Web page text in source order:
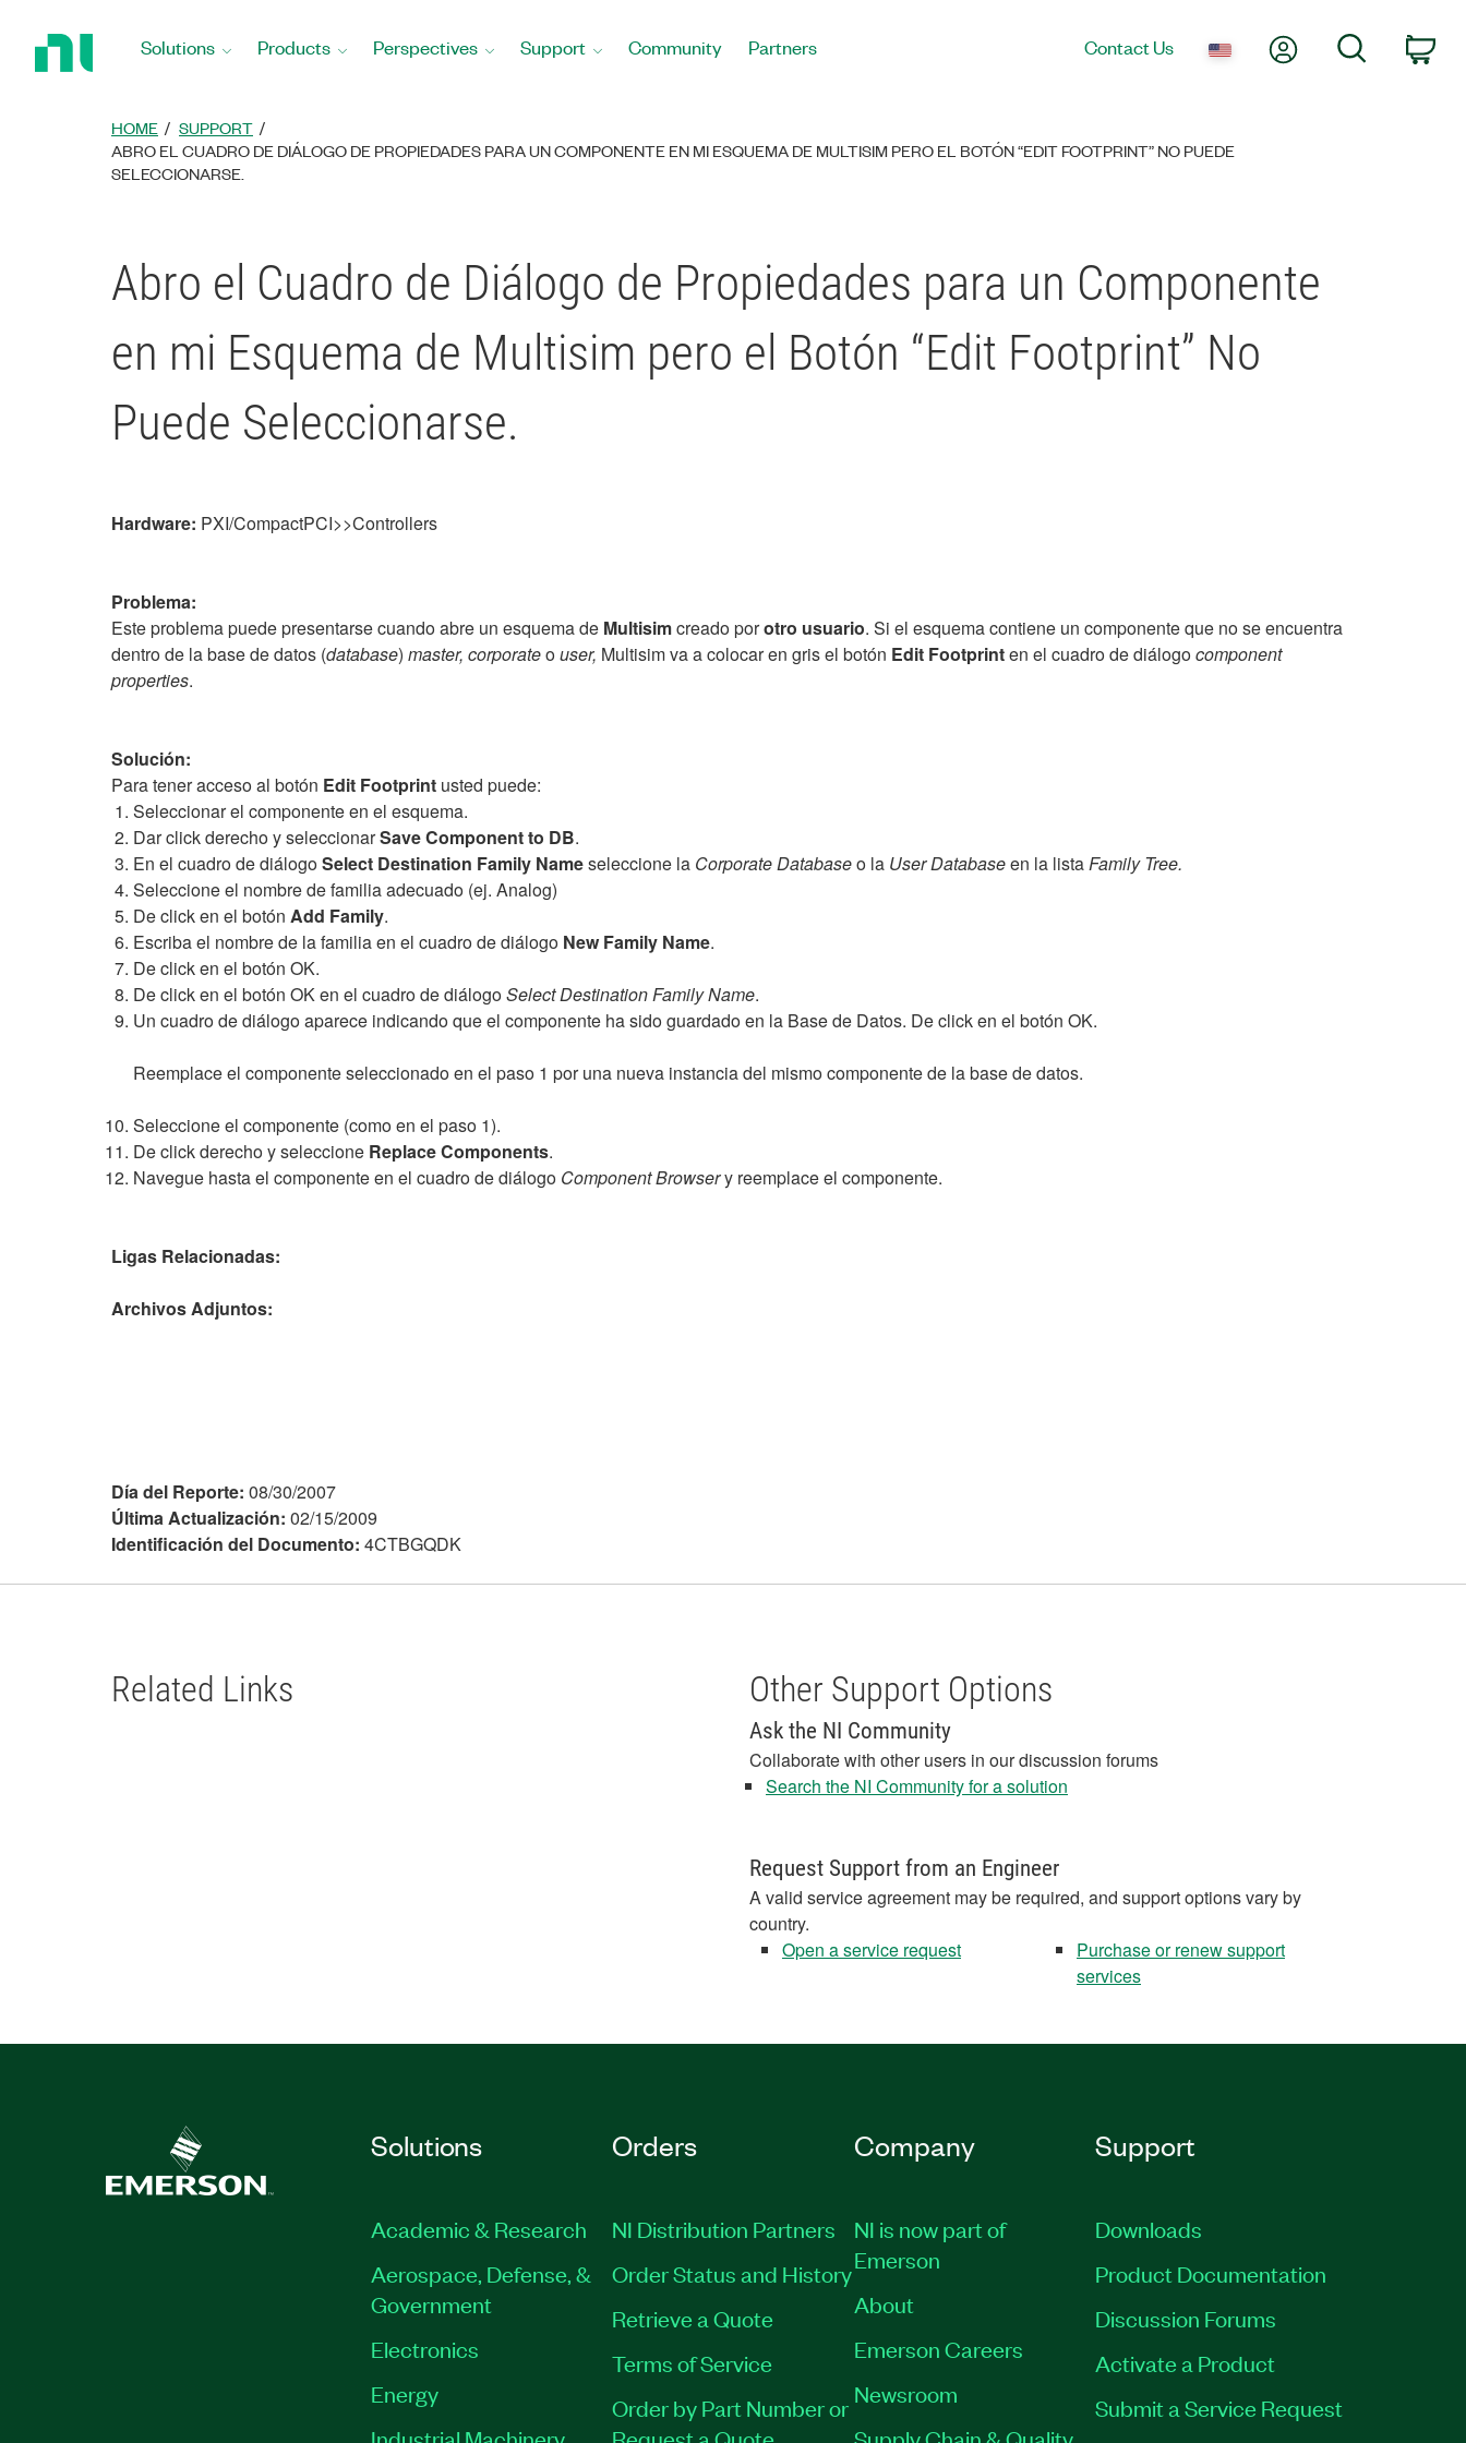
Solutions Products Perspectives Support Community Partners Contact Us My AccountSearch
HOME
SUPPORT
ABRO EL CUADRO DE DIÁLOGO DE PROPIEDADES PARA UN COMPONENTE EN MI ESQUEMA DE MULTISIM PERO EL BOTÓN “EDIT FOOTPRINT” NO PUEDE
SELECCIONARSE.
Abro el Cuadro de Diálogo de Propiedades para un Componente
en mi Esquema de Multisim pero el Botón “Edit Footprint” No
Puede Seleccionarse.
Hardware: PXI/CompactPCI>>Controllers
Problema:
Este problema puede presentarse cuando abre un esquema de Multisimcreado porotro usuario. Si el esquema contiene un componente que no se encuentra
dentro de la base de datos (database) master, corporateouser, Multisim va a colocar en gris el botón Edit Footprinten el cuadro de diálogocomponent
properties.
Solución:
Para tener acceso al botón Edit Footprint usted puede:
Seleccionar el componente en el esquema.
Dar click derecho y seleccionarSave Component to DB.
En el cuadro de diálogoSelect Destination Family Nameseleccione la Corporate Databaseo la User Databaseen la listaFamily Tree.
Seleccione el nombre de familia adecuado (ej. Analog)
De click en el botón Add Family.
Escriba el nombre de la familia en el cuadro de diálogo New Family Name.
De click en el botón OK.
De click en el botón OK en el cuadro de diálogoSelect Destination Family Name.
Un cuadro de diálogo aparece indicando que el componente ha sido guardado en la Base de Datos. De click en el botón OK.
Reemplace el componente seleccionado en el paso 1 por una nueva instancia del mismo componente de la base de datos.
Seleccione el componente (como en el paso 1).
De click derecho y seleccione Replace Components.
Navegue hasta el componente en el cuadro de diálogo Component Browsery reemplace el componente.
Ligas Relacionadas:
Archivos Adjuntos:
Día del Reporte: 08/30/2007
Última Actualización: 02/15/2009
Identificación del Documento: 4CTBGQDK
Related Links Other Support Options
Ask the NI Community
Collaborate with other users in our discussion forums
Search the NI Community for a solution
Request Support from an Engineer
A valid service agreement may be required, and support options vary by
country.
Open a service request
Purchase or renew support
services
Solutions
Academic & Research
Aerospace, Defense, &
Government
Electronics
Energy
Orders
NI Distribution Partners
Order Status and History
Retrieve a Quote
Terms of Service
Order by Part Number or
Company
NI is now part of
Emerson
About
Emerson Careers
Newsroom
Support
Downloads
Product Documentation
Discussion Forums
Activate a Product
Submit a Service Request